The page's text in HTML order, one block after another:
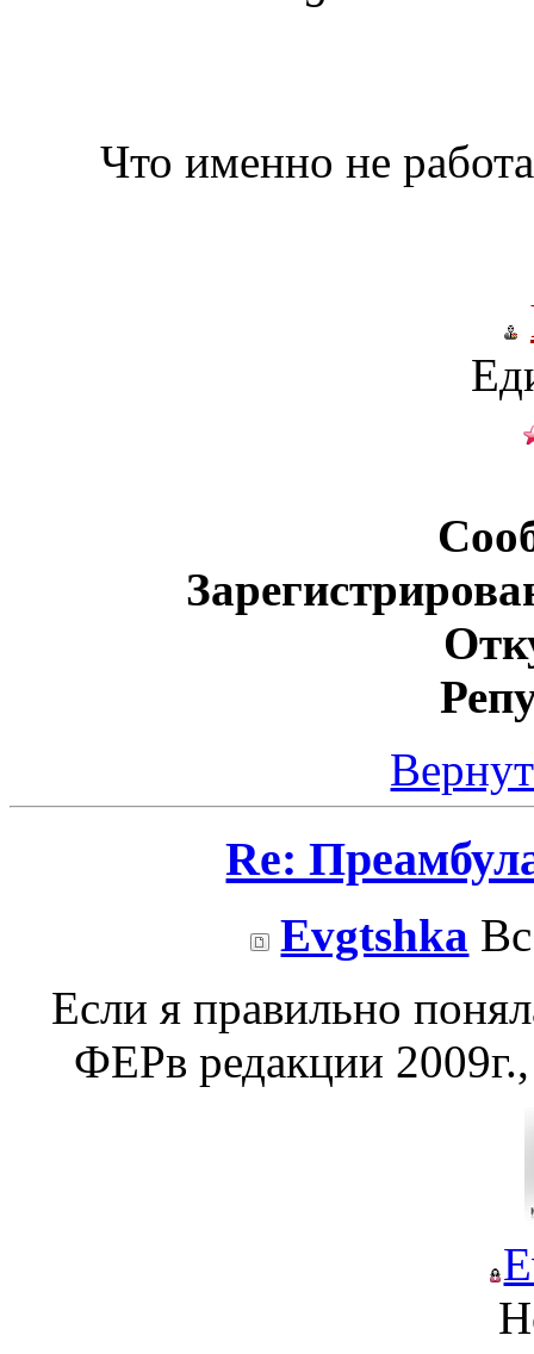
Что именно не
Re:
Evgtshka
Если я правильно
ФЕРв редакции